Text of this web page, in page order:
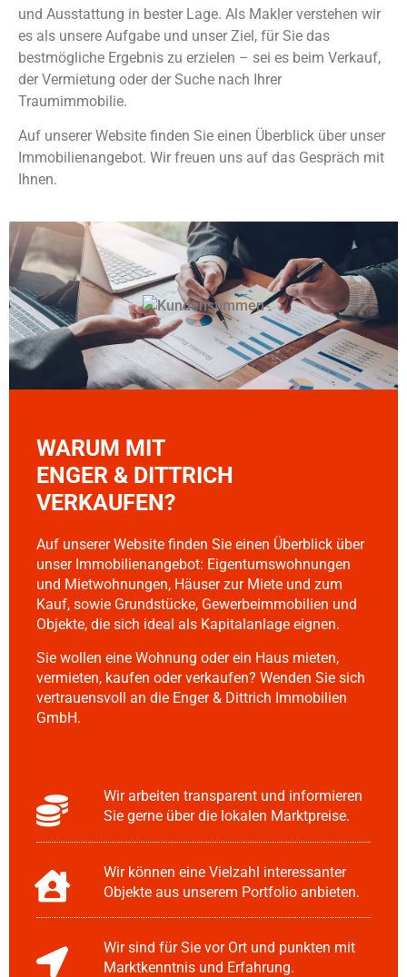
und Ausstattung in bester Lage. Als Makler verstehen wir
es als unsere Aufgabe und unser Ziel, für Sie das
bestmögliche Ergebnis zu erzielen – sei es beim Verkauf,
der Vermietung oder der Suche nach Ihrer
Traumimmobilie.
Auf unserer Website finden Sie einen Überblick über unser
Immobilienangebot. Wir freuen uns auf das Gespräch mit
Ihnen.
WARUM MIT
ENGER & DITTRICH
VERKAUFEN?
Auf unserer Website finden Sie einen Überblick über
unser Immobilienangebot: Eigentumswohnungen
und Mietwohnungen, Häuser zur Miete und zum
Kauf, sowie Grundstücke, Gewerbeimmobilien und
Objekte, die sich ideal als Kapitalanlage eignen.
Sie wollen eine Wohnung oder ein Haus mieten,
vermieten, kaufen oder verkaufen? Wenden Sie sich
vertrauensvoll an die Enger & Dittrich Immobilien
GmbH.
Wir arbeiten transparent und informieren
Sie gerne über die lokalen Marktpreise.
Wir können eine Vielzahl interessanter
Objekte aus unserem Portfolio anbieten.
Wir sind für Sie vor Ort und punkten mit
Marktkenntnis und Erfahrung.